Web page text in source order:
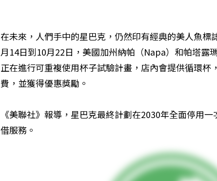
在未來，人們手中的星巴克，仍然印有經典的美人魚標
月14日到10月22日，美國加州納帕（Napa）和帕塔露
正在進行可重複使用杯子試驗計畫，店內會提供循環
費，並獲得優惠獎勵。
《美聯社》報導，星巴克最終計劃在2030年全面停用
借服務。